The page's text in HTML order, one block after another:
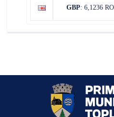
GBP: 6,1236